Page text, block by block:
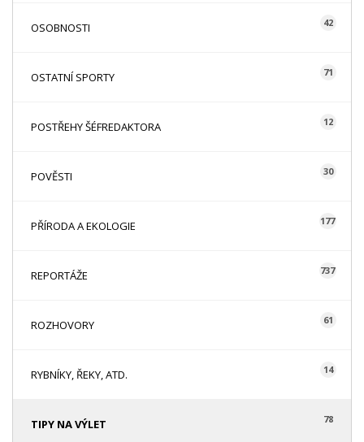
OSOBNOSTI 42
OSTATNÍ SPORTY 71
POSTŘEHY ŠÉFREDAKTORA 12
POVĚSTI 30
PŘÍRODA A EKOLOGIE 177
REPORTÁŽE 737
ROZHOVORY 61
RYBNÍKY, ŘEKY, ATD. 14
TIPY NA VÝLET 78